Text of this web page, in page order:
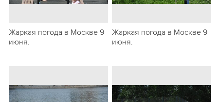
Жаркая погода в Москве 9
июня.
Жаркая погода в Москве 9
июня.